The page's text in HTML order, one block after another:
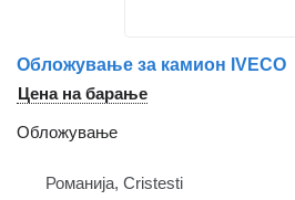
Обложување за камион IVECO
Цена на барање
Обложување
Романија, Cristesti